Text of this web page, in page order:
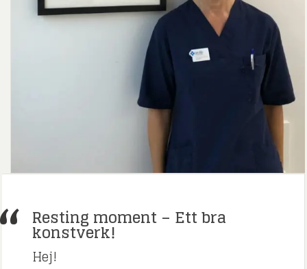
Resting moment – Ett bra
konstverk!
Hej!